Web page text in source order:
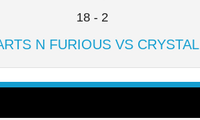
18- 2
N FURIOUS VS CRYSTAL